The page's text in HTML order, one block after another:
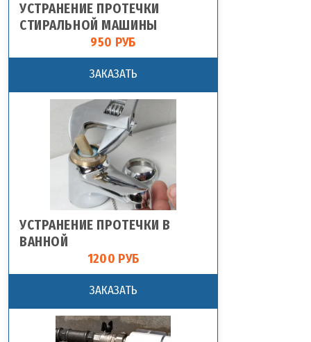
УСТРАНЕНИЕ ПРОТЕЧКИ
СТИРАЛЬНОЙ МАШИНЫ
950 РУБ
ЗАКАЗАТЬ
УСТРАНЕНИЕ ПРОТЕЧКИ В
ВАННОЙ
1200 РУБ
ЗАКАЗАТЬ